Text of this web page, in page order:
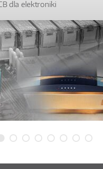
dla elektroniki